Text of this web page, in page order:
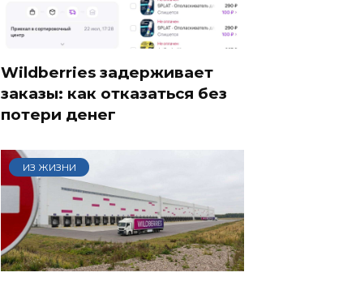
Wildberries задерживает
заказы: как отказаться без
потери денег
ИЗ ЖИЗНИ